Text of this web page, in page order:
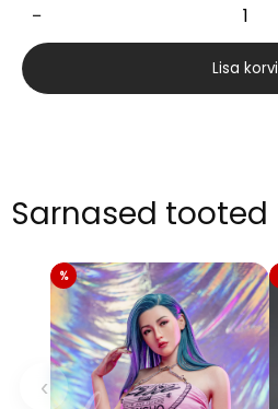
166cm
kogus
−
Lisa korvi
Sarnased tooted
‹